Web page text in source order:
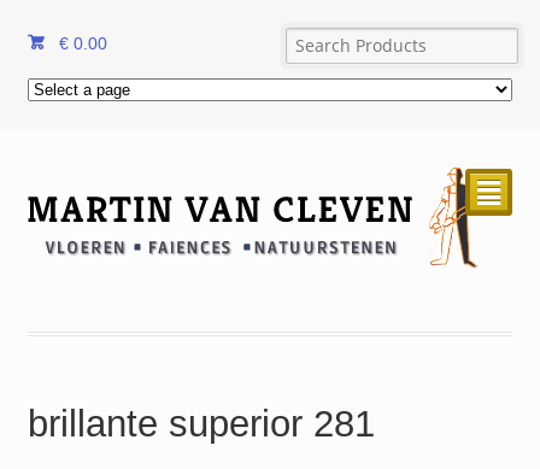
€ 0.00
²
brillante superior 281